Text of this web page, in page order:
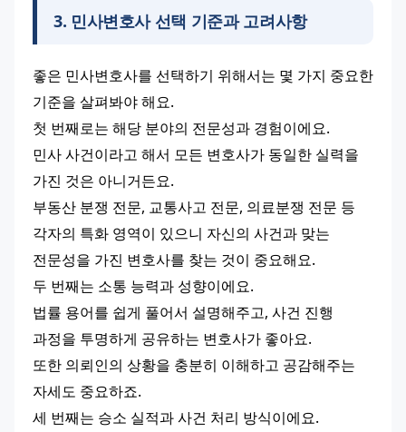
3. 민사변호사 선택 기준과 고려사항
좋은 민사변호사를 선택하기 위해서는 몇 가지 중요한
기준을 살펴봐야 해요.
첫 번째로는 해당 분야의 전문성과 경험이에요.
민사 사건이라고 해서 모든 변호사가 동일한 실력을
가진 것은 아니거든요.
부동산 분쟁 전문, 교통사고 전문, 의료분쟁 전문 등
각자의 특화 영역이 있으니 자신의 사건과 맞는
전문성을 가진 변호사를 찾는 것이 중요해요.
두 번째는 소통 능력과 성향이에요.
법률 용어를 쉽게 풀어서 설명해주고, 사건 진행
과정을 투명하게 공유하는 변호사가 좋아요.
또한 의뢰인의 상황을 충분히 이해하고 공감해주는
자세도 중요하죠.
세 번째는 승소 실적과 사건 처리 방식이에요.